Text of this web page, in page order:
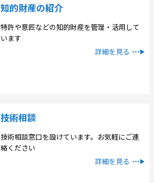
知的財産の紹介
特許や意匠などの知的財産を管理・活用して
います
詳細を見る
技術相談
技術相談窓口を設けています。お気軽にご連
絡ください
詳細を見る